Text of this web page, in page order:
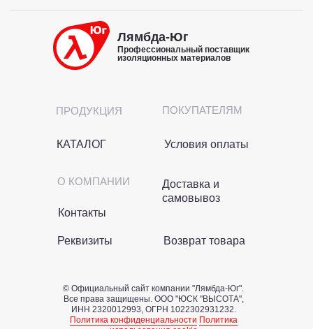
Реквизиты
Условия оплаты
ПРОДУКЦИЯ ПОКУПАТЕЛЯМ
О КОМПАНИИ
Лямбда-Юг
Профессиональный поставщик
изоляционных материалов
© Официальный сайт компании "Лямбда-Юг".
Все права защищены. OOO "ЮСК "ВЫСОТА",
ИНН 2320012993, ОГРН 1022302931232.
Политика конфиденциальности Политика
Доставка и
самовывоз
Возврат товара
Контакты
КАТАЛОГ